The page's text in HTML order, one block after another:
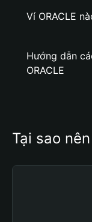
Ví ORACLE
Hướng dẫn
ORACLE
Tại sao